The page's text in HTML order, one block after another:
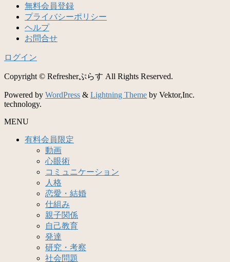
無料会員登録
プライバシーポリシー
ヘルプ
お問合せ
ログイン
Copyright © Refresherぷらす All Rights Reserved.
Powered by WordPress & Lightning Theme by Vektor,Inc.
technology.
MENU
有料会員限定
動画
心眼術
コミュニケーション
人格
恋愛・結婚
仕組み
親子関係
自己教育
発達
研究・考察
社会問題